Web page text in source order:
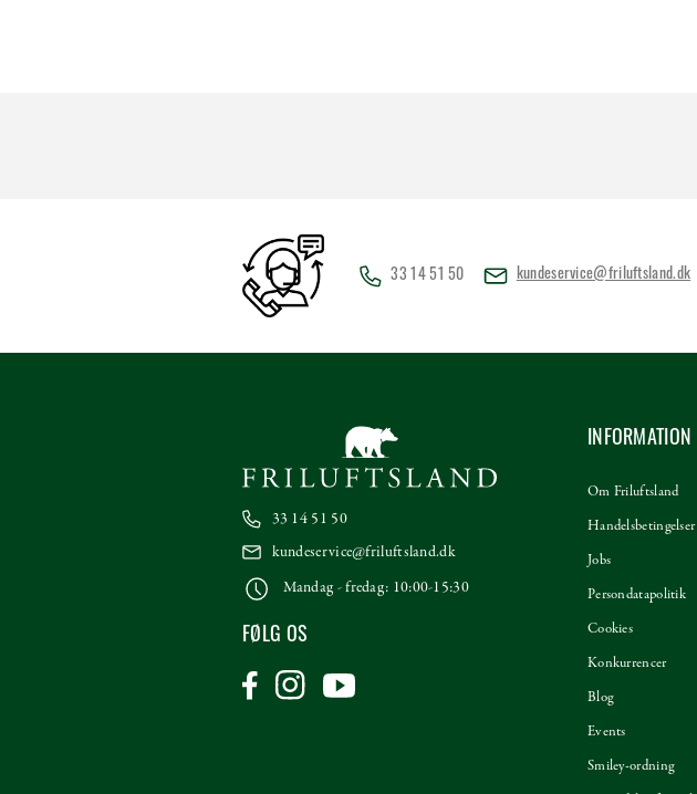
33 14 51 50 kundeservice@friluftsland.dk
33 14 51 50
kundeservice@friluftsland.dk
Mandag - fredag: 10:00-15:30
FØLG OS
INFORMATION
Om Friluftsland
Handelsbetingelser
Jobs
Persondatapolitik
Cookies
Konkurrencer
Blog
Events
Smiley-ordning